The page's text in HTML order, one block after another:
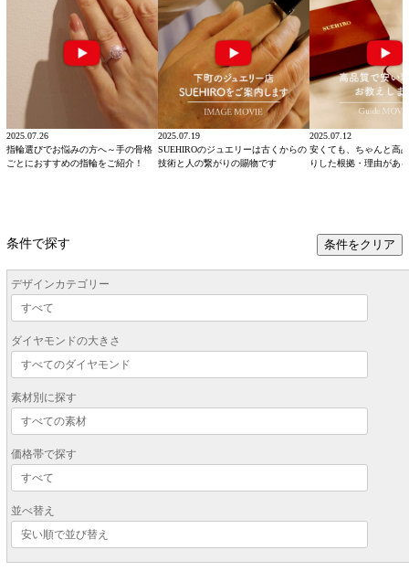
2025.07.26
指輪選びでお悩みの方へ～手の骨格
ごとにおすすめの指輪をご紹介！
2025.07.19
SUEHIROのジュエリーは古くからの
技術と人の繋がりの賜物です
2025.07.12
安くても、ちゃんと高
りした根拠・理由があ
条件で探す 条件をクリア
デザインカテゴリー
ダイヤモンドの大きさ
素材別に探す
価格帯で探す
並べ替え